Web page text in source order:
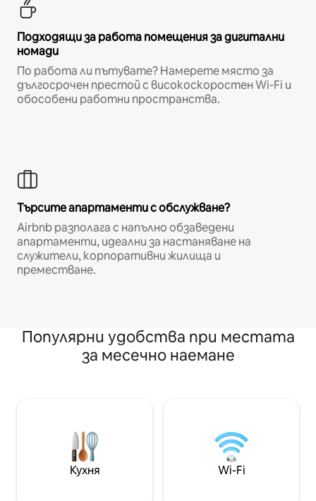
Подходящи за работа помещения за дигитални
номади
По работа ли пътувате? Намерете място за
дългосрочен престой с високоскоростен Wi-Fi и
обособени работни пространства.
Търсите апартаменти с обслужване?
Airbnb разполага с напълно обзаведени
апартаменти, идеални за настаняване на
служители, корпоративни жилища и
преместване.
Популярни удобства при местата
за месечно наемане
Кухня Wi-Fi